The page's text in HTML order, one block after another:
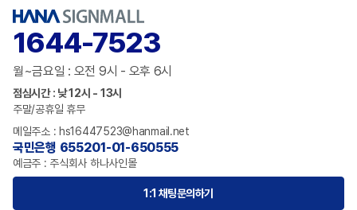
1644-7523
월~금요일 : 오전 9시 - 오후 6시
점심시간 : 낮 12시 - 13시
주말/공휴일 휴무
메일주소 : hs16447523@hanmail.net
국민은행 655201-01-650555
예금주 : 주식회사 하나사인몰
1:1 채팅문의하기